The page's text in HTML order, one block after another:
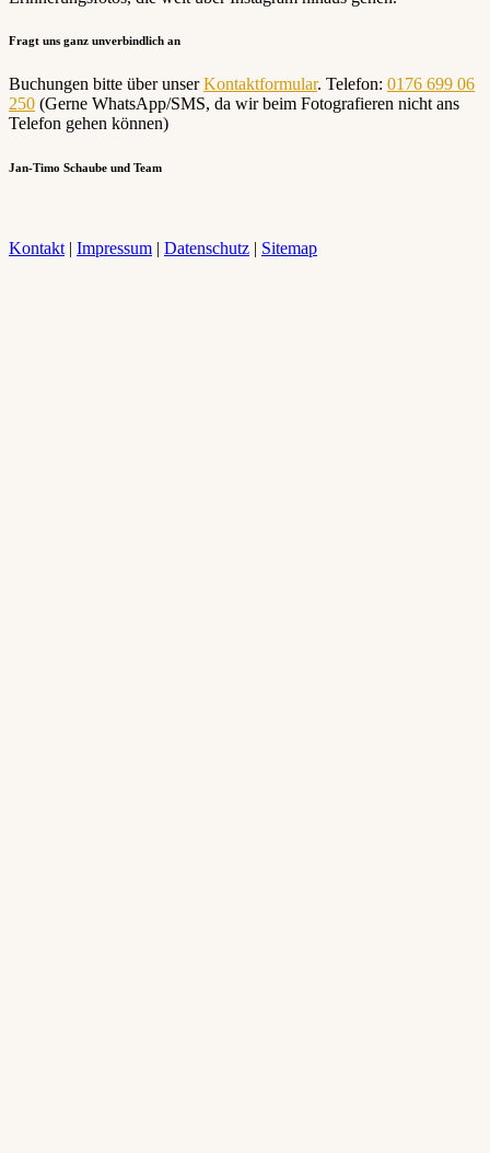
Fragt uns ganz unverbindlich an
Buchungen bitte über unserKontaktformular. Telefon: 0176 699 06
250 (Gerne WhatsApp/SMS, da wir beim Fotografieren nicht ans
Telefon gehen können)
Jan-Timo Schaube und Team
Kontakt | Impressum | Datenschutz | Sitemap